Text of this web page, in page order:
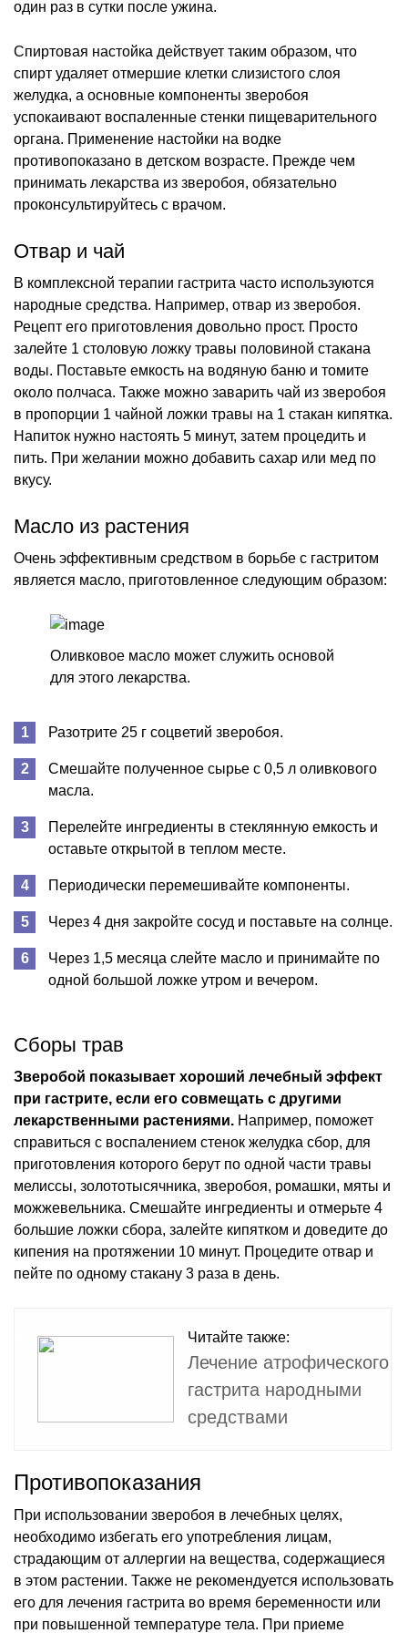
один раз в сутки после ужина.
Спиртовая настойка действует таким образом, что
спирт удаляет отмершие клетки слизистого слоя
желудка, а основные компоненты зверобоя
успокаивают воспаленные стенки пищеварительного
органа. Применение настойки на водке
противопоказано в детском возрасте. Прежде чем
принимать лекарства из зверобоя, обязательно
проконсультируйтесь с врачом.
Отвар и чай
В комплексной терапии гастрита часто используются
народные средства. Например, отвар из зверобоя.
Рецепт его приготовления довольно прост. Просто
залейте 1 столовую ложку травы половиной стакана
воды. Поставьте емкость на водяную баню и томите
около полчаса. Также можно заварить чай из зверобоя
в пропорции 1 чайной ложки травы на 1 стакан кипятка.
Напиток нужно настоять 5 минут, затем процедить и
пить. При желании можно добавить сахар или мед по
вкусу.
Масло из растения
Очень эффективным средством в борьбе с гастритом
является масло, приготовленное следующим образом:
Оливковое масло может служить основой
для этого лекарства.
Разотрите 25 г соцветий зверобоя.
Смешайте полученное сырье с 0,5 л оливкового
масла.
Перелейте ингредиенты в стеклянную емкость и
оставьте открытой в теплом месте.
Периодически перемешивайте компоненты.
Через 4 дня закройте сосуд и поставьте на солнце.
Через 1,5 месяца слейте масло и принимайте по
одной большой ложке утром и вечером.
Сборы трав
Зверобой показывает хороший лечебный эффект
при гастрите, если его совмещать с другими
лекарственными растениями. Например, поможет
справиться с воспалением стенок желудка сбор, для
приготовления которого берут по одной части травы
мелиссы, золототысячника, зверобоя, ромашки, мяты и
можжевельника. Смешайте ингредиенты и отмерьте 4
большие ложки сбора, залейте кипятком и доведите до
кипения на протяжении 10 минут. Процедите отвар и
пейте по одному стакану 3 раза в день.
Читайте также:
Лечение атрофического
гастрита народными
средствами
Противопоказания
При использовании зверобоя в лечебных целях,
необходимо избегать его употребления лицам,
страдающим от аллергии на вещества, содержащиеся
в этом растении. Также не рекомендуется использовать
его для лечения гастрита во время беременности или
при повышенной температуре тела. При приеме